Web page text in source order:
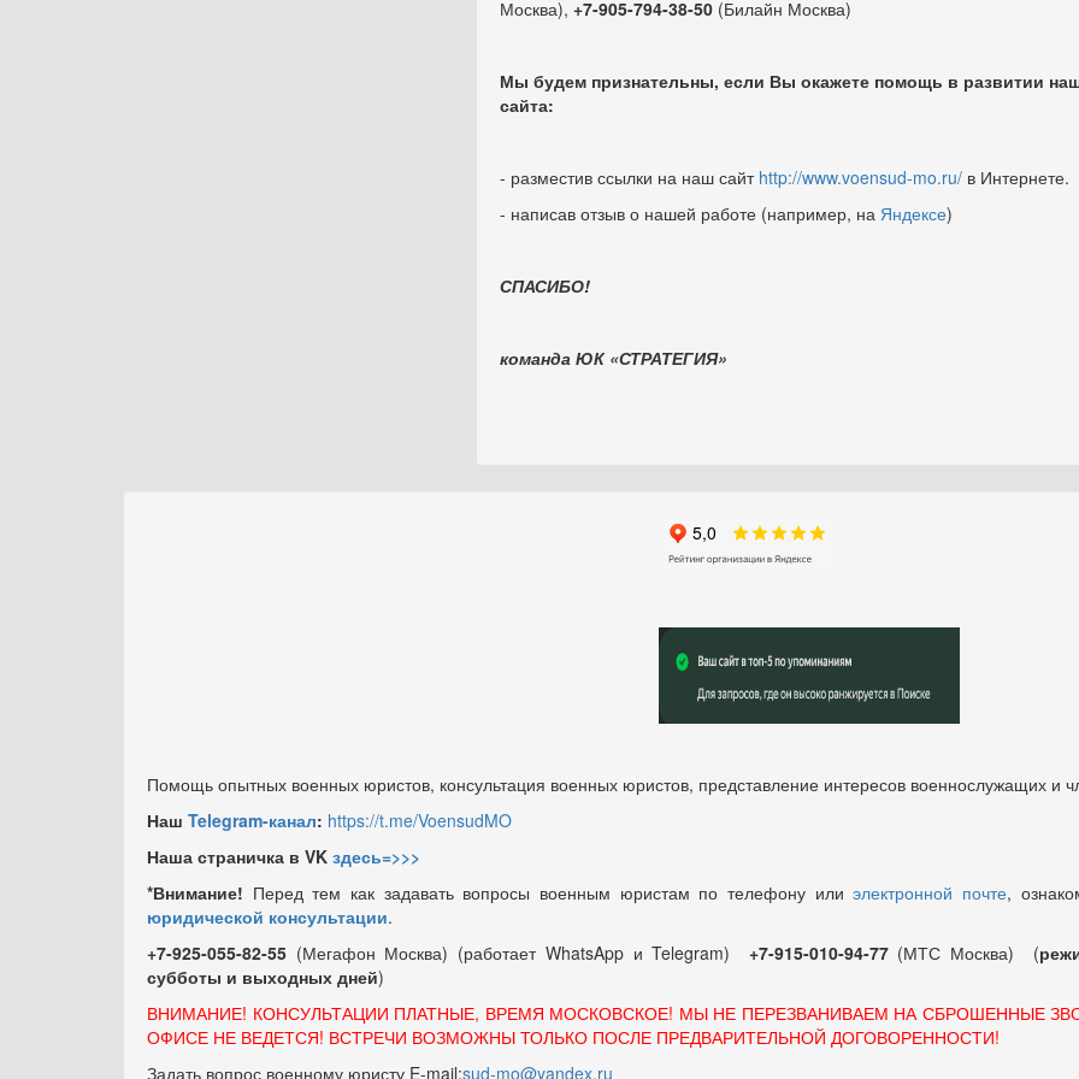
Москва), +7-905-794-38-50 (Билайн Москва)
Мы будем признательны, если Вы окажете помощь в развитии
сайта:
- разместив ссылки на наш сайт http://www.voensud-mo.ru/в Интернете.
- написав отзыв о нашей работе (например, на Яндексе)
СПАСИБО!
команда ЮК «СТРАТЕГИЯ»
Помощь опытных военных юристов, консультация военных юристов, представление интересов военнослужащих и
Наш Telegram-канал: https://t.me/VoensudMO
Наша страничка в VK здесь=>>>
*Внимание! Перед тем как задавать вопросы военным юристам по телефону илиэлектронной почте,
юридической консультации.
+7-925-055-82-55 (Мегафон Москва) (работает WhatsApp и Telegram) +7-915-010-94-77 (МТС Москва) (
субботы и выходных дней)
ВНИМАНИЕ! КОНСУЛЬТАЦИИ ПЛАТНЫЕ, ВРЕМЯ МОСКОВСКОЕ! МЫ НЕ ПЕРЕЗВАНИВАЕМ НА СБРОШЕННЫЕ
ОФИСЕ НЕ ВЕДЕТСЯ! ВСТРЕЧИ ВОЗМОЖНЫ ТОЛЬКО ПОСЛЕ ПРЕДВАРИТЕЛЬНОЙ ДОГОВОРЕННОСТИ!
Задать вопрос военному юристу E-mail:sud-mo@yandex.ru